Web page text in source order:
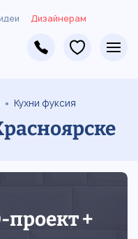
Дизайнерам
Кухни фуксия
+